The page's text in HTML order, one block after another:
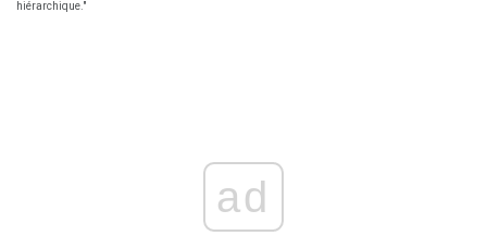
hiérarchique."
ad